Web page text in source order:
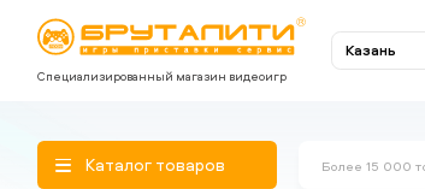
Специализированный магазин видеоигр
Казань
Каталог товаров